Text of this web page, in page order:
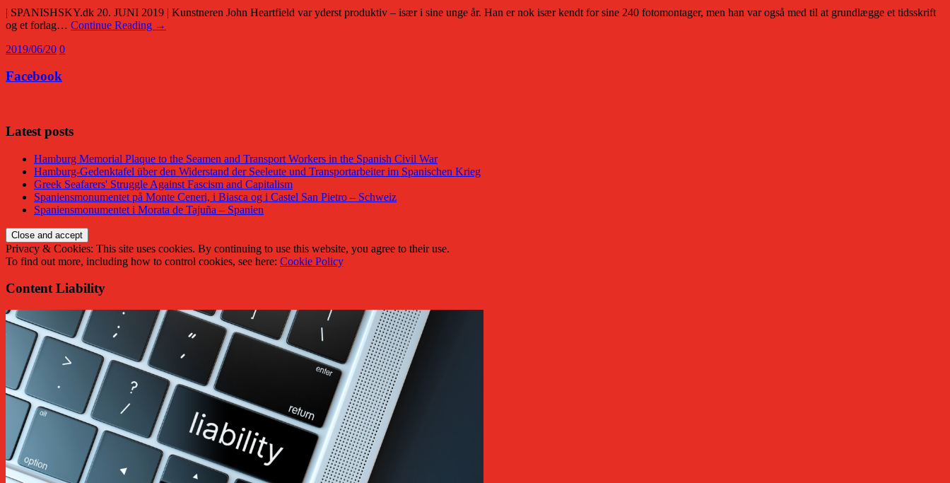
| SPANISHSKY.dk 20. JUNI 2019 | Kunstneren John Heartfield var yderst produktiv – især i sine unge år. Han er nok især kendt for sine 240 fotomontager, men han var også med til at grundlægge et tidsskrift
og et forlag… Continue Reading →
2019/06/20 0
Facebook
Latest posts
Hamburg Memorial Plaque to the Seamen and Transport Workers in the Spanish Civil War
Hamburg-Gedenktafel über den Widerstand der Seeleute und Transportarbeiter im Spanischen Krieg
Greek Seafarers' Struggle Against Fascism and Capitalism
Spaniensmonumentet på Monte Ceneri, i Biasca og i Castel San Pietro – Schweiz
Spaniensmonumentet i Morata de Tajuña – Spanien
Privacy & Cookies: This site uses cookies. By continuing to use this website, you agree to their use.
To find out more, including how to control cookies, see here: Cookie Policy
Content Liability